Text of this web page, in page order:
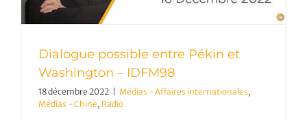
Dialogue possible entre Pékin et
Washington – IDFM98
18 décembre 2022 Médias - Affaires internationales,
Médias - Chine, Radio